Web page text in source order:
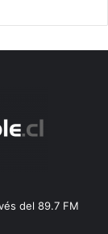
del 89.7 FM